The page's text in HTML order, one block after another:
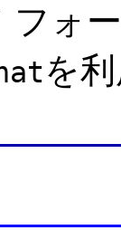
フォ
を